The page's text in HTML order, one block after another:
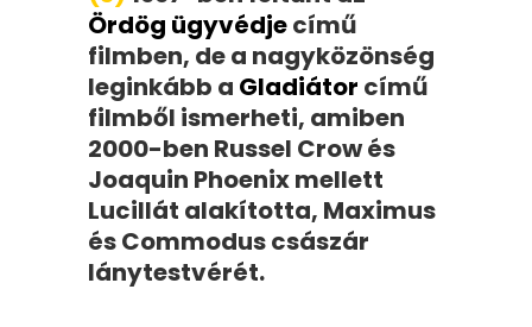
Ördög ügyvédjecímű
filmben, de a nagyközönség
leginkább a Gladiátor című
filmből ismerheti, amiben
2000-ben Russel Crow és
Joaquin Phoenix mellett
Lucillát alakította, Maximus
és Commodus császár
lánytestvérét.